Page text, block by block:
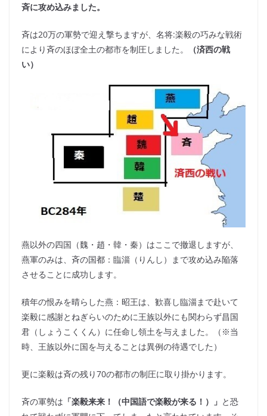
斉に攻め込みました。
斉は20万の軍勢で迎え撃ちますが、名将:楽毅の巧みな戦術
により斉のほぼ全土の都市を制圧しました。
（済西の戦
い）
燕以外の四国（魏・趙・韓・秦）はここで撤退しますが、
燕軍のみは、斉の国都：臨淄（りんし）まで攻め込み陥落
させることに成功します。
積年の恨みを晴らした燕：昭王は、歓喜し臨淄まで赴いて
楽毅に感謝とねぎらいのために王族以外にも関わらず昌国
君（しょうこくくん）に任命し領土を与えました。（※当
時、王族以外に国を与えることは異例の待遇でした）
更に楽毅は斉の残り70の都市の制圧に取り掛かります。
斉の軍勢は 「楽毅来来！（中国語で楽毅が来る！）」 と恐